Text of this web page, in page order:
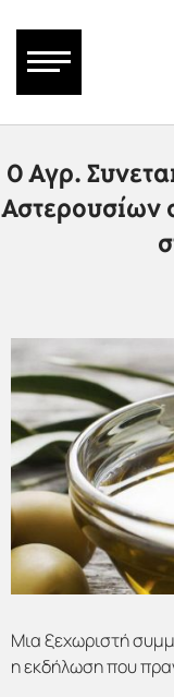
Ο Αγρ.
Αστερουσίων
Μια ξεχωριστή
η εκδήλωση που